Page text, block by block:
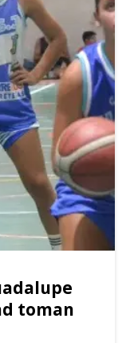
toman